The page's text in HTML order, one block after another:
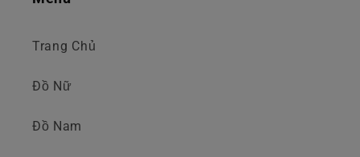
Trang Chủ
Đồ Nữ
Đồ Nam